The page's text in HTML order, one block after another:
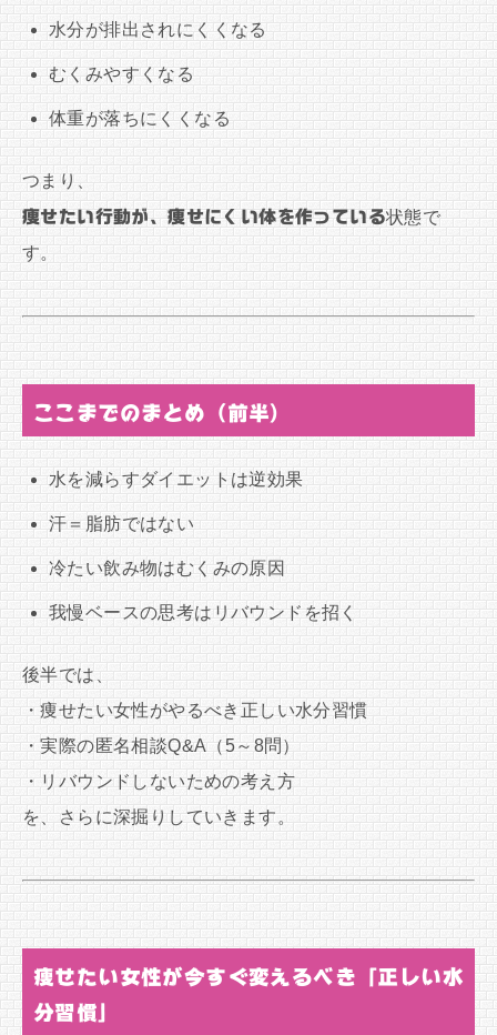
水分が排出されにくくなる
むくみやすくなる
体重が落ちにくくなる
つまり、
痩せたい行動が、痩せにくい体を作っている状態で
す。
ここまでのまとめ（前半）
水を減らすダイエットは逆効果
汗＝脂肪ではない
冷たい飲み物はむくみの原因
我慢ベースの思考はリバウンドを招く
後半では、
・痩せたい女性がやるべき正しい水分習慣
・実際の匿名相談Q&A（5～8問）
・リバウンドしないための考え方
を、さらに深掘りしていきます。
痩せたい女性が今すぐ変えるべき「正しい水
分習慣」